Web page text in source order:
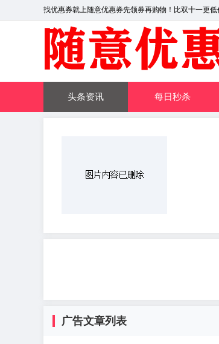
找优惠券就上随意优惠券先领券再购物！比双十一更低
头条资讯 每日秒杀
广告文章列表